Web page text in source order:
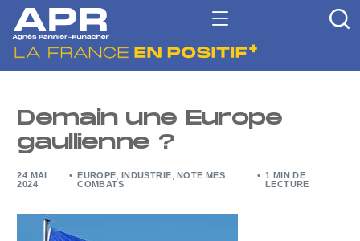
Demain une Europe
gaullienne ?
24 MAI
2024
EUROPE INDUSTRIE NOTE MES
COMBATS
1 MIN DE
LECTURE